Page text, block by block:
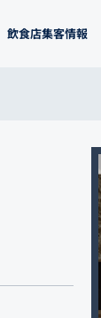
飲食店集客情報